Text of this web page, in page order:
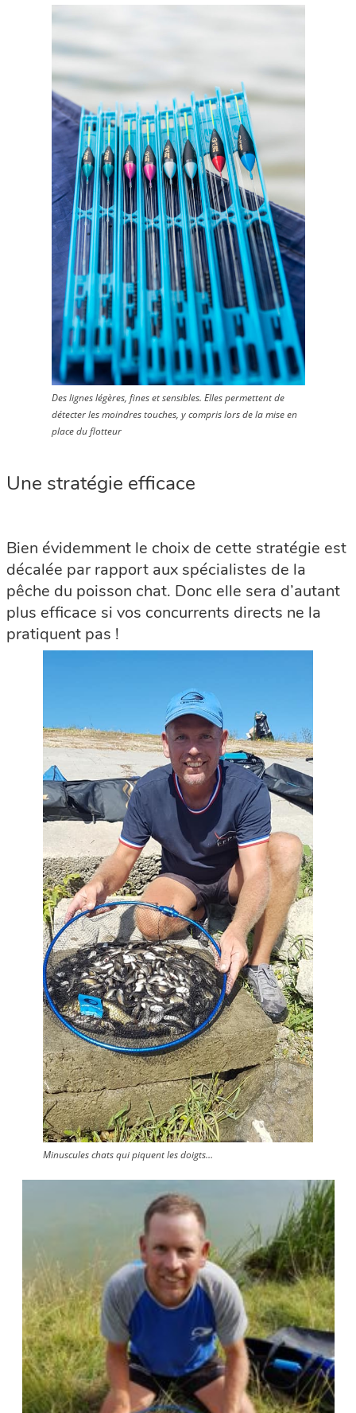
Des lignes légères, fines et sensibles. Elles permettent de
détecter les moindres touches, y compris lors de la mise en
place du flotteur
Une stratégie efficace
Bien évidemment le choix de cette stratégie est
décalée par rapport aux spécialistes de la
pêche du poisson chat. Donc elle sera d’autant
plus efficace si vos concurrents directs ne la
pratiquent pas !
Minuscules chats qui piquent les doigts…